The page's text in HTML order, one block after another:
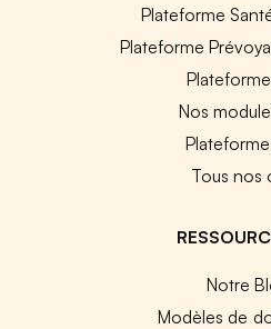
Plateforme
Plateforme
Plateforme
Nos
Tous nos
Notre
Modèles de